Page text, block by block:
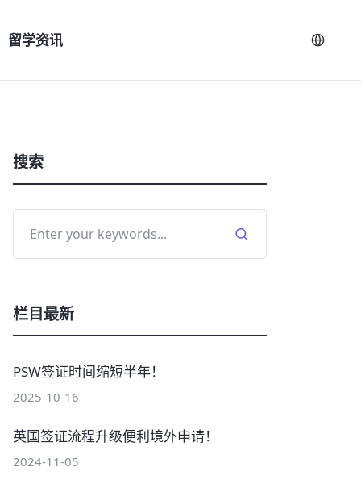
留学资讯
搜索
栏目最新
PSW签证时间缩短半年！
2025-10-16
英国签证流程升级便利境外申请！
2024-11-05